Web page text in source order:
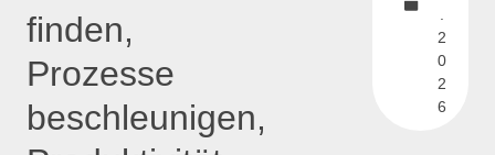
finden,
Prozesse
beschleunigen,
2
0
2
6